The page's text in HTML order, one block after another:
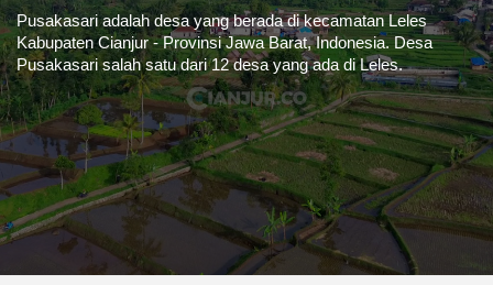
Pusakasari adalah desa yang berada di kecamatan Leles
Kabupaten Cianjur - Provinsi Jawa Barat, Indonesia. Desa
Pusakasari salah satu dari 12 desa yang ada di Leles.